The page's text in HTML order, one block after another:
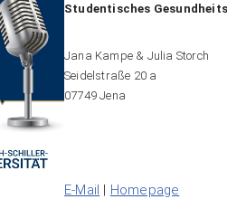
Studentisches
Jana Kampe & Julia Storch
Seidelstraße 20 a
07749 Jena
E-Mail | Homepage